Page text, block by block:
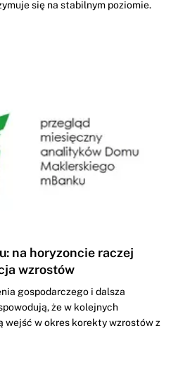
się na stabilnym poziomie.
na horyzoncie raczej
wzrostów
gospodarczego i dalsza
że w kolejnych
w okres korekty wzrostów z